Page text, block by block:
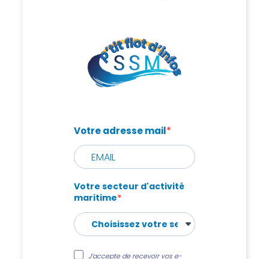
Votre adresse mail
Votre secteur d'activité
maritime
J’accepte de recevoir vos e-